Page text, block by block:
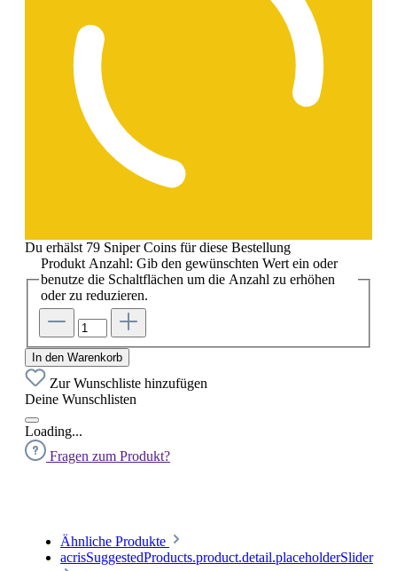
Du erhälst 79 Sniper Coins für diese Bestellung
Produkt Anzahl: Gib den gewünschten Wert ein oder
benutze die Schaltflächen um die Anzahl zu erhöhen
oder zu reduzieren.
In den Warenkorb
Zur Wunschliste hinzufügen
Deine Wunschlisten
Loading...
Fragen zum Produkt?
Ähnliche Produkte
acrisSuggestedProducts.product.detail.placeholderSlider